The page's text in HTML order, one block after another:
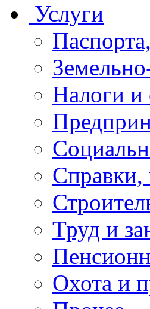
Услуги
Налоги и
Справки,
Труд и
Охота и